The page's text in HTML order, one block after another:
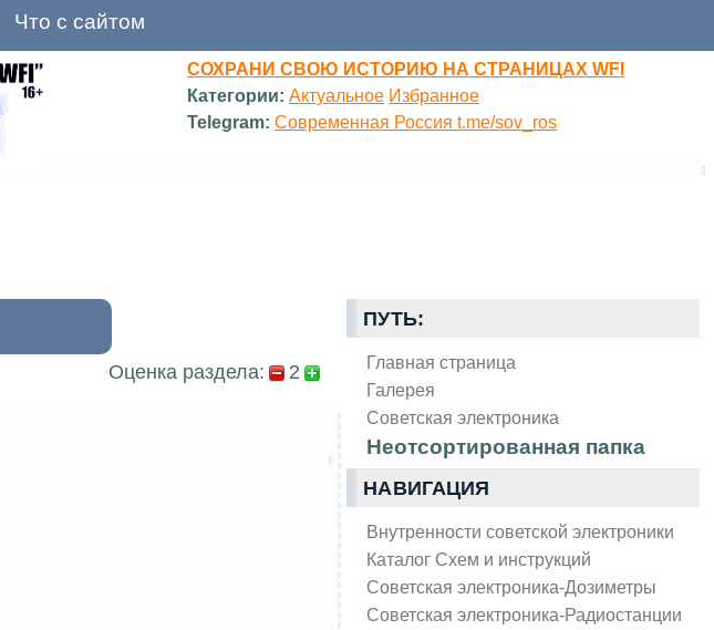
Что с сайтом
СОХРАНИ СВОЮ ИСТОРИЮ НА СТРАНИЦАХ WFI
Категории: Актуальное Избранное
Telegram: Современная Россия t.me/sov_ros
ПУТЬ:
Главная страница
Галерея
Советская электроника
Неотсортированная папка
НАВИГАЦИЯ
Внутренности советской электроники
Каталог Схем и инструкций
Советская электроника-Дозиметры
Советская электроника-Радиостанции
Оценка раздела: 2